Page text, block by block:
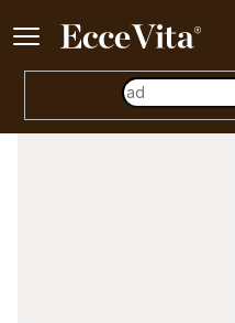
Ke každému nákupu
z
nV